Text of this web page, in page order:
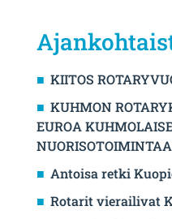
KIITOS
KUHMON
EUROA
Antoisa retki
Rotarit vierailivat